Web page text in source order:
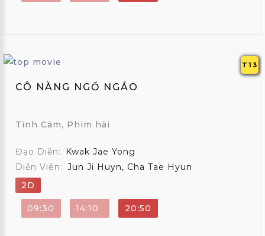
T13
CÔ NÀNG NGỔ NGÁO
Tình Cảm, Phim hài
Đạo Diễn:
Kwak Jae Yong
Diễn Viên: Jun Ji Huyn, Cha Tae Hyun
2D
09:30 14:10 20:50